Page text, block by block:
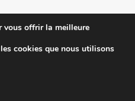
vous offrir la meilleure
cookies que nous utilisons